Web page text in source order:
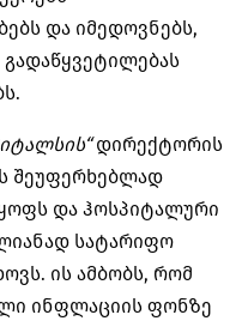
და იმედოვნებს,
“დირექტორის
შეუფერხებლად
და ჰოსპიტალური
სატარიფო
ის ამბობს, რომ
ინფლაციის ფონზე